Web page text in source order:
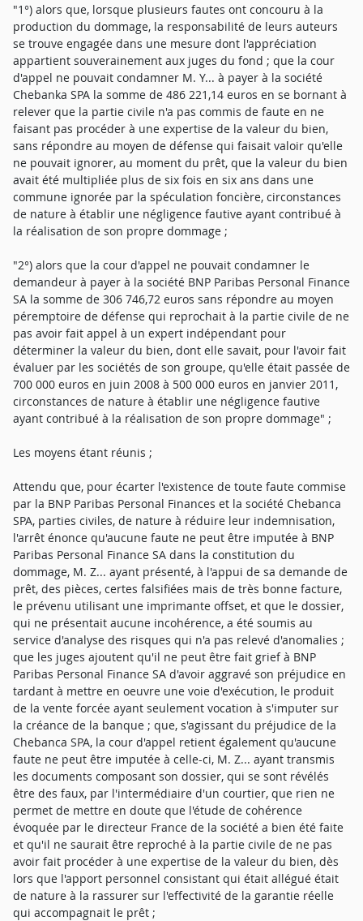
"1°) alors que, lorsque plusieurs fautes ont concouru à la
production du dommage, la responsabilité de leurs auteurs
se trouve engagée dans une mesure dont l'appréciation
appartient souverainement aux juges du fond ; que la cour
d'appel ne pouvait condamner M. Y... à payer à la société
Chebanka SPA la somme de 486 221,14 euros en se bornant à
relever que la partie civile n'a pas commis de faute en ne
faisant pas procéder à une expertise de la valeur du bien,
sans répondre au moyen de défense qui faisait valoir qu'elle
ne pouvait ignorer, au moment du prêt, que la valeur du bien
avait été multipliée plus de six fois en six ans dans une
commune ignorée par la spéculation foncière, circonstances
de nature à établir une négligence fautive ayant contribué à
la réalisation de son propre dommage ;
"2°) alors que la cour d'appel ne pouvait condamner le
demandeur à payer à la société BNP Paribas Personal Finance
SA la somme de 306 746,72 euros sans répondre au moyen
péremptoire de défense qui reprochait à la partie civile de ne
pas avoir fait appel à un expert indépendant pour
déterminer la valeur du bien, dont elle savait, pour l'avoir fait
évaluer par les sociétés de son groupe, qu'elle était passée de
700 000 euros en juin 2008 à 500 000 euros en janvier 2011,
circonstances de nature à établir une négligence fautive
ayant contribué à la réalisation de son propre dommage" ;
Les moyens étant réunis ;
Attendu que, pour écarter l'existence de toute faute commise
par la BNP Paribas Personal Finances et la société Chebanca
SPA, parties civiles, de nature à réduire leur indemnisation,
l'arrêt énonce qu'aucune faute ne peut être imputée à BNP
Paribas Personal Finance SA dans la constitution du
dommage, M. Z... ayant présenté, à l'appui de sa demande de
prêt, des pièces, certes falsifiées mais de très bonne facture,
le prévenu utilisant une imprimante offset, et que le dossier,
qui ne présentait aucune incohérence, a été soumis au
service d'analyse des risques qui n'a pas relevé d'anomalies ;
que les juges ajoutent qu'il ne peut être fait grief à BNP
Paribas Personal Finance SA d'avoir aggravé son préjudice en
tardant à mettre en oeuvre une voie d'exécution, le produit
de la vente forcée ayant seulement vocation à s'imputer sur
la créance de la banque ; que, s'agissant du préjudice de la
Chebanca SPA, la cour d'appel retient également qu'aucune
faute ne peut être imputée à celle-ci, M. Z... ayant transmis
les documents composant son dossier, qui se sont révélés
être des faux, par l'intermédiaire d'un courtier, que rien ne
permet de mettre en doute que l'étude de cohérence
évoquée par le directeur France de la société a bien été faite
et qu'il ne saurait être reproché à la partie civile de ne pas
avoir fait procéder à une expertise de la valeur du bien, dès
lors que l'apport personnel consistant qui était allégué était
de nature à la rassurer sur l'effectivité de la garantie réelle
qui accompagnait le prêt ;